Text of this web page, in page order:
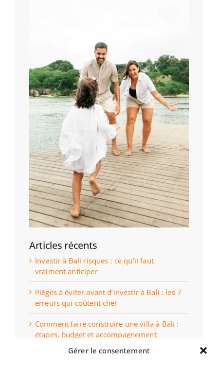
Gérer le consentement
Articles récents
Investir à Bali risques : ce qu’il faut
vraiment anticiper
Pièges à éviter avant d’investir à Bali : les 7
erreurs qui coûtent cher
Comment faire construire une villa à Bali :
étapes, budget et accompagnement
Villa Bali : tout ce qu’il faut savoir avant